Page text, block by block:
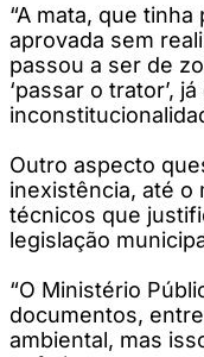
“A mata, que
aprovada sem
passou a ser de
‘passar o trator’,
Outro aspecto
inexistência, até o
técnicos que
legislação
“O Ministério
documentos,
ambiental, mas